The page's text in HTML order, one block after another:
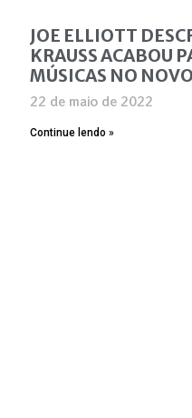
JOE ELLIOTT
KRAUSS ACABOU
MÚSICAS NO
22 de maio de 2022
Continue lendo »